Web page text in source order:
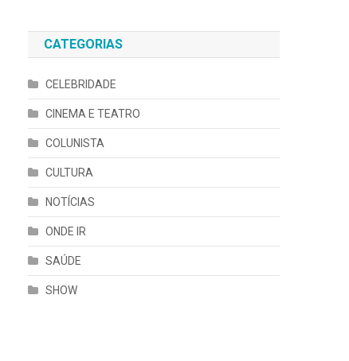
CATEGORIAS
CELEBRIDADE
CINEMA E TEATRO
COLUNISTA
CULTURA
NOTÍCIAS
ONDE IR
SAÚDE
SHOW